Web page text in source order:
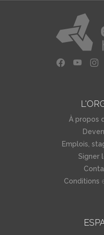
À propos
Emplois,
Signer
Conditions